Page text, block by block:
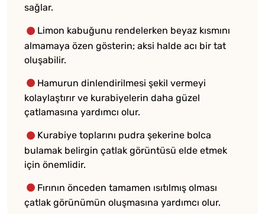
sağlar.
Limon kabuğunu rendelerken beyaz kısmını
almamaya özen gösterin; aksi halde acı bir tat
oluşabilir.
Hamurun dinlendirilmesi şekil vermeyi
kolaylaştırır ve kurabiyelerin daha güzel
çatlamasına yardımcı olur.
Kurabiye toplarını pudra şekerine bolca
bulamak belirgin çatlak görüntüsü elde etmek
için önemlidir.
Fırının önceden tamamen ısıtılmış olması
çatlak görünümün oluşmasına yardımcı olur.